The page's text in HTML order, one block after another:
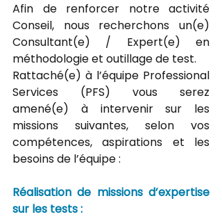
Afin de renforcer notre activité
Conseil, nous recherchons un(e)
Consultant(e) / Expert(e) en
méthodologie et outillage de test.
Rattaché(e) à l’équipe Professional
Services (PFS) vous serez
amené(e) à intervenir sur les
missions suivantes, selon vos
compétences, aspirations et les
besoins de l’équipe :
Réalisation de missions d’expertise
sur les tests :